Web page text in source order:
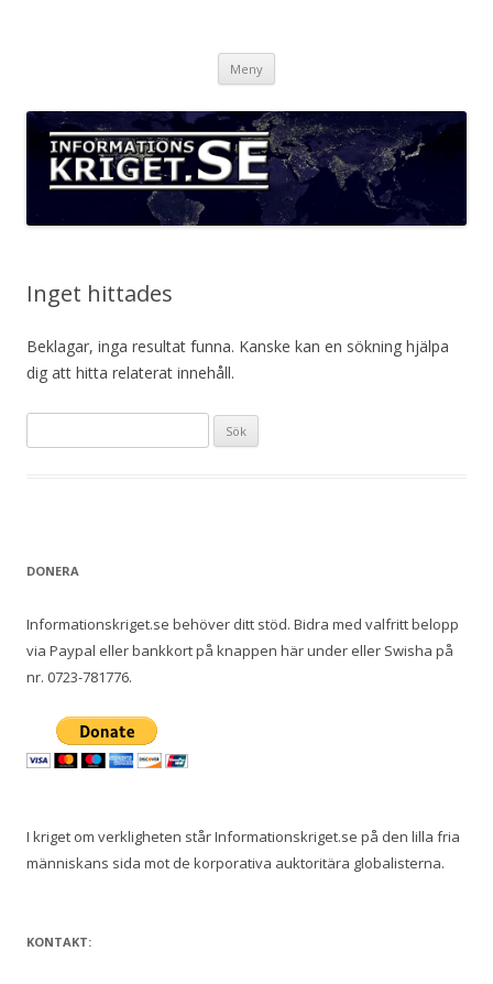
Meny
Inget hittades
Beklagar, inga resultat funna. Kanske kan en sökning hjälpa
dig att hitta relaterat innehåll.
efter:
DONERA
Informationskriget.se behöver ditt stöd. Bidra med valfritt belopp
via Paypal eller bankkort på knappen här under eller Swisha på
nr. 0723-781776.
I kriget om verkligheten står Informationskriget.se på den lilla fria
människans sida mot de korporativa auktoritära globalisterna.
KONTAKT: